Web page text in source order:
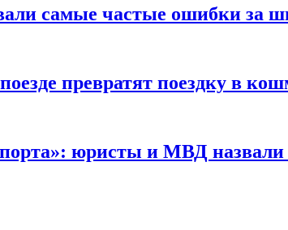
самые частые ошибки за
превратят поездку в
юристы и МВД назвали